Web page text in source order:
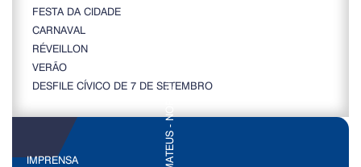
FESTA DA CIDADE
CARNAVAL
RÉVEILLON
VERÃO
DESFILE CÍVICO DE 7 DE SETEMBRO
IMPRENSA